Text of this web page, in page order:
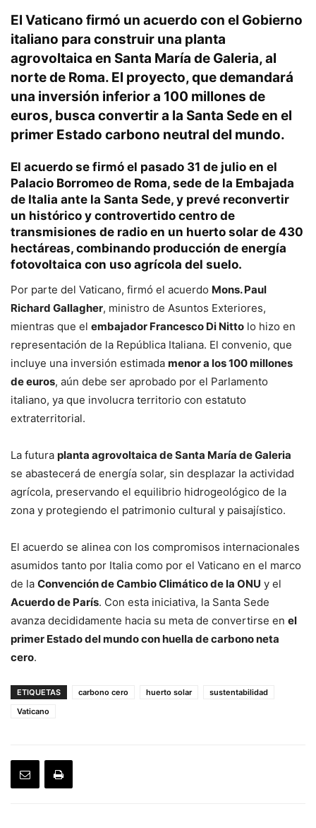
El Vaticano firmó un acuerdo con el Gobierno
italiano para construir una planta
agrovoltaica en Santa María de Galeria, al
norte de Roma. El proyecto, que demandará
una inversión inferior a 100 millones de
euros, busca convertir a la Santa Sede en el
primer Estado carbono neutral del mundo.
El acuerdo se firmó el pasado 31 de julio en el
Palacio Borromeo de Roma, sede de la Embajada
de Italia ante la Santa Sede, y prevé reconvertir
un histórico y controvertido centro de
transmisiones de radio en un huerto solar de 430
hectáreas, combinando producción de energía
fotovoltaica con uso agrícola del suelo.
Por parte del Vaticano, firmó el acuerdo Mons. Paul
Richard Gallagher, ministro de Asuntos Exteriores,
mientras que el embajador Francesco Di Nitto lo hizo en
representación de la República Italiana. El convenio, que
incluye una inversión estimada menor a los 100 millones
de euros, aún debe ser aprobado por el Parlamento
italiano, ya que involucra territorio con estatuto
extraterritorial.
La futura planta agrovoltaica de Santa María de Galeria
se abastecerá de energía solar, sin desplazar la actividad
agrícola, preservando el equilibrio hidrogeológico de la
zona y protegiendo el patrimonio cultural y paisajístico.
El acuerdo se alinea con los compromisos internacionales
asumidos tanto por Italia como por el Vaticano en el marco
de la Convención de Cambio Climático de la ONU y el
Acuerdo de París. Con esta iniciativa, la Santa Sede
avanza decididamente hacia su meta de convertirse en el
primer Estado del mundo con huella de carbono neta
cero.
ETIQUETAS carbono cero huerto solar
sustentabilidad
Vaticano